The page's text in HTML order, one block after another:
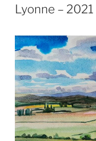
Lyonne – 2021